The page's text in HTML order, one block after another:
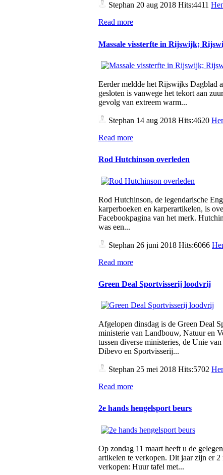
Stephan 20 aug 2018 Hits:4411
Read more
Massale vissterfte in Rijswijk;
Eerder meldde het Rijswijks Dagblad
gesloten is vanwege het tekort aan
gevolg van extreem warm...
Stephan 14 aug 2018 Hits:4620
Read more
Rod Hutchinson overleden
Rod Hutchinson, de legendarische
karperboeken en karperartikelen, is
Facebookpagina van het merk.
was een...
Stephan 26 juni 2018 Hits:6066
Read more
Green Deal Sportvisserij loodvrij
Afgelopen dinsdag is de Green Deal
ministerie van Landbouw, Natuur en
tussen diverse ministeries, de Unie
Dibevo en Sportvisserij...
Stephan 25 mei 2018 Hits:5702
Read more
2e hands hengelsport beurs
Op zondag 11 maart heeft u de
artikelen te verkopen. Dit jaar zijn er
verkopen: Huur tafel met...